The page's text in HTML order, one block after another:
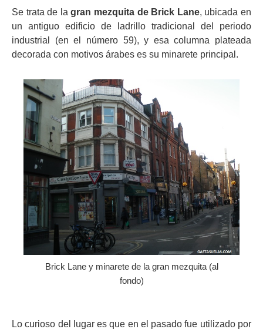
Se trata de lagran mezquita de Brick Lane, ubicada en
un antiguo edificio de ladrillo tradicional del periodo
industrial (en el número 59), y esa columna plateada
decorada con motivos árabes es su minarete principal.
Brick Lane y minarete de la gran mezquita (al
fondo)
Lo curioso del lugar es que en el pasado fue utilizado por